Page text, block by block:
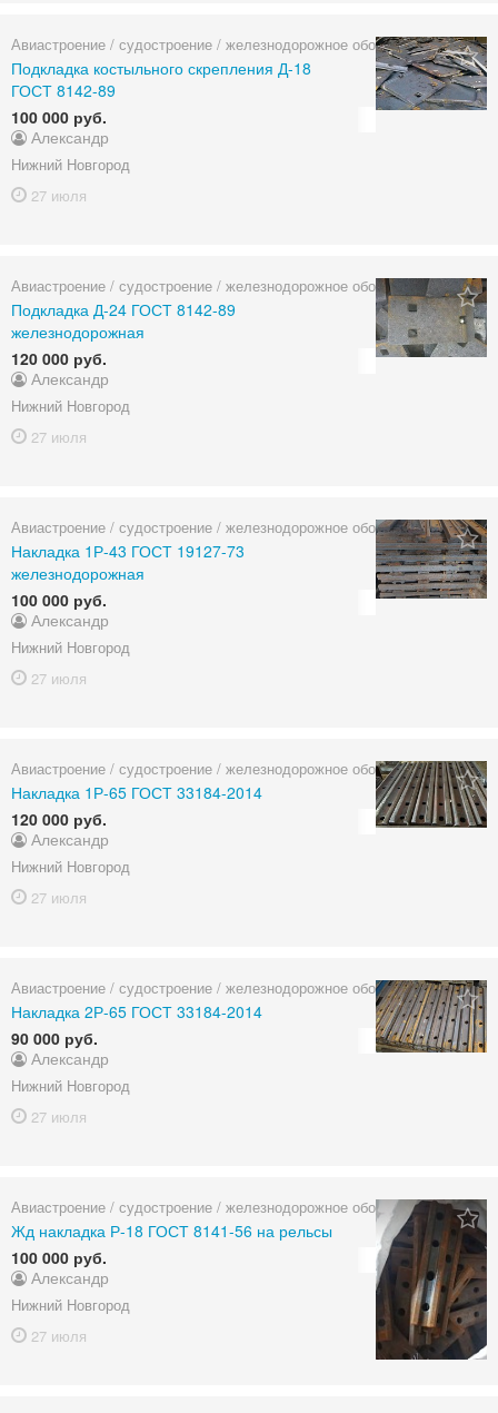
Авиастроение / судостроение / железнодорожное оборудование
Подкладка костыльного скрепления Д-18
ГОСТ 8142-89
100 000 руб.
Александр
Нижний Новгород
27 июля
Авиастроение / судостроение / железнодорожное оборудование
Подкладка Д-24 ГОСТ 8142-89
железнодорожная
120 000 руб.
Александр
Нижний Новгород
27 июля
Авиастроение / судостроение / железнодорожное оборудование
Накладка 1Р-43 ГОСТ 19127-73
железнодорожная
100 000 руб.
Александр
Нижний Новгород
27 июля
Авиастроение / судостроение / железнодорожное оборудование
Накладка 1Р-65 ГОСТ 33184-2014
120 000 руб.
Александр
Нижний Новгород
27 июля
Авиастроение / судостроение / железнодорожное оборудование
Накладка 2Р-65 ГОСТ 33184-2014
90 000 руб.
Александр
Нижний Новгород
27 июля
Авиастроение / судостроение / железнодорожное оборудование
Жд накладка Р-18 ГОСТ 8141-56 на рельсы
100 000 руб.
Александр
Нижний Новгород
27 июля